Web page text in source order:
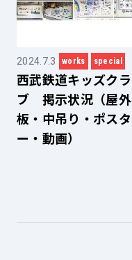
2024.7.3 works special
西武鉄道キッズクラ
ブ 掲示状況（屋
板・中吊り・ポスタ
ー・動画）